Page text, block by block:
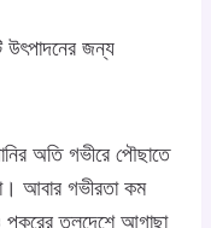
উৎপাদনের জন্য
অতি গভীরে পৌছাতে
আবার গভীরতা কম
পুকুরের তলদেশে আগাছা